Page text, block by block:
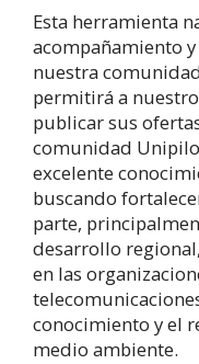
Esta herramienta
acompañamiento
nuestra
permitirá a
publicar sus
comunidad
excelente
buscando
parte,
desarrollo
en las
conocimiento y el
medio ambiente.